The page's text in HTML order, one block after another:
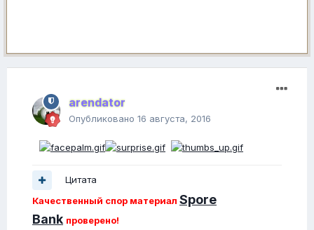
arendator
Опубликовано 16 августа, 2016
Цитата
Качественный спор материал Spore
Bank проверено!